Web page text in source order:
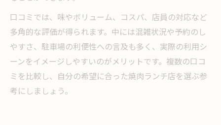
口コミでは、味やボリューム、コスパ、店員の対応など
多角的な評価が得られます。中には混雑状況や予約のし
やすさ、駐車場の利便性への言及も多く、実際の利用シ
ーンをイメージしやすいのがメリットです。複数の口コ
ミを比較し、自分の希望に合った焼肉ランチ店を選ぶ参
考にしましょう。